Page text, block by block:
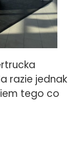
razie jednak
tego co